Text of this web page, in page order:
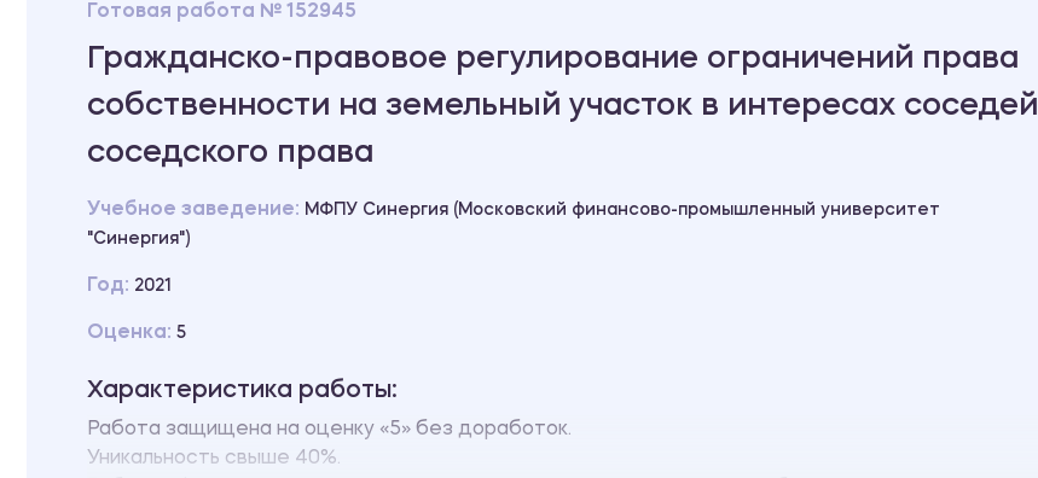
Готовая работа № 152945
Гражданско-правовое регулирование ограничений права
собственности на земельный участок в интересах соседей
соседского права
Учебное заведение: МФПУ Синергия (Московский финансово-промышленный университет
"Синергия")
Год: 2021
Оценка: 5
Характеристика работы:
Работа защищена на оценку «5» без доработок.
Уникальность свыше 40%.